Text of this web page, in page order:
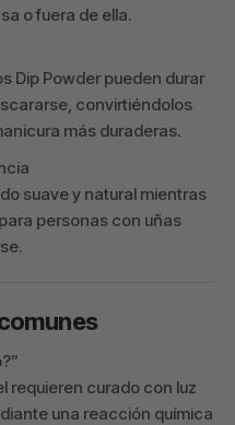
o fuera de ella.
Dip Powder pueden durar
convirtiéndolos
más duraderas.
suave y natural mientras
personas con uñas
requieren curado con luz
una reacción química